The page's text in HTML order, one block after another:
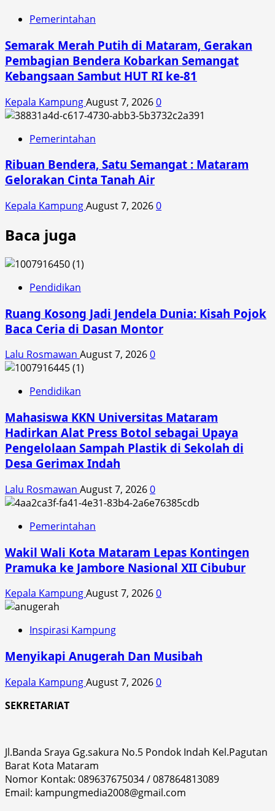
Pemerintahan
Semarak Merah Putih di Mataram, Gerakan
Pembagian Bendera Kobarkan Semangat
Kebangsaan Sambut HUT RI ke-81
Kepala KampungAugust 7, 20260
Pemerintahan
Ribuan Bendera, Satu Semangat : Mataram
Gelorakan Cinta Tanah Air
Kepala KampungAugust 7, 20260
Baca juga
Pendidikan
Ruang Kosong Jadi Jendela Dunia: Kisah Pojok
Baca Ceria di Dasan Montor
Lalu Rosmawan August 7, 20260
Pendidikan
Mahasiswa KKN Universitas Mataram
Hadirkan Alat Press Botol sebagai Upaya
Pengelolaan Sampah Plastik di Sekolah di
Desa Gerimax Indah
Lalu Rosmawan August 7, 20260
Pemerintahan
Wakil Wali Kota Mataram Lepas Kontingen
Pramuka ke Jambore Nasional XII Cibubur
Kepala KampungAugust 7, 20260
Inspirasi Kampung
Menyikapi Anugerah Dan Musibah
Kepala KampungAugust 7, 20260
SEKRETARIAT
Jl.Banda Sraya Gg.sakura No.5 Pondok Indah Kel.Pagutan
Barat Kota Mataram
Nomor Kontak: 089637675034 / 087864813089
Email: kampungmedia2008@gmail.com